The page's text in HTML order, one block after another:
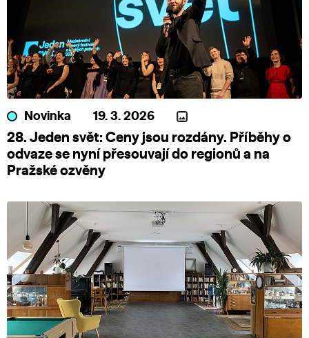
Novinka 19. 3. 2026
28. Jeden svět: Ceny jsou rozdány. Příběhy o
odvaze se nyní přesouvají do regionů a na
Pražské ozvěny